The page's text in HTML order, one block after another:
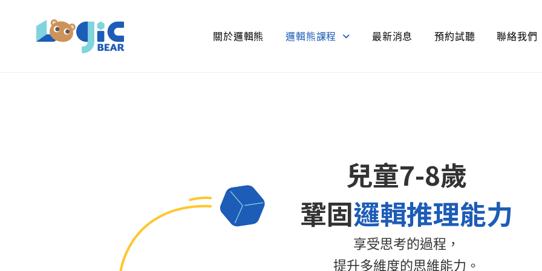
關於邏輯熊 邏輯熊課程 最新消息 預約試聽 聯絡我們
兒童7-8歲
鞏固邏輯推理能力
享受思考的過程，
提升多維度的思維能力。